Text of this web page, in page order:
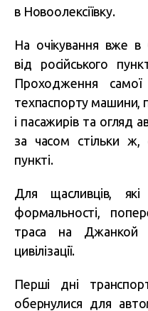
в Новоолексіївку.
На очікування вже в
від російського
Проходження
техпаспорту машини,
і пасажирів та огляд
за часом стільки ж,
пункті.
Для щасливців,
формальності,
траса на Джанкой і
цивілізації.
Перші дні
обернулися для